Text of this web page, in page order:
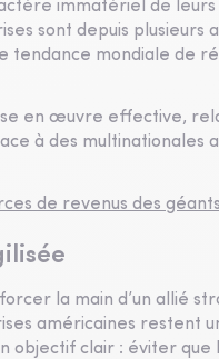
immatériel de
sont depuis plusieurs
tendance mondiale de
en œuvre effective,
à des multinationales
de revenus des
la main d’un allié
américaines restent
objectif clair : éviter que